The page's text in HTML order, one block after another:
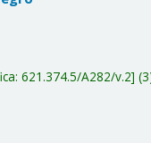
621.374.5/A282/v.2